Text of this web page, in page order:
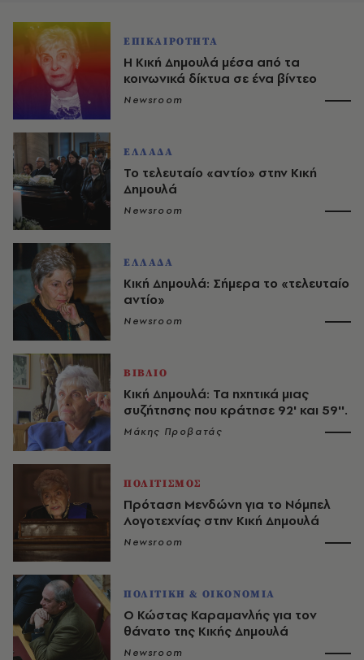
ΕΠΙΚΑΙΡΟΤΗΤΑ
H Kική Δημουλά μέσα από τα
κοινωνικά δίκτυα σε ένα βίντεο
Newsroom
ΕΛΛΑΔΑ
Το τελευταίο «αντίο» στην Κική
Δημουλά
Newsroom
ΕΛΛΑΔΑ
Κική Δημουλά: Σήμερα το «τελευταίο
αντίο»
Newsroom
ΒΙΒΛΙΟ
Κική Δημουλά: Τα ηχητικά μιας
συζήτησης που κράτησε 92' και 59''.
Μάκης Προβατάς
ΠΟΛΙΤΙΣΜΟΣ
Πρόταση Μενδώνη για το Νόμπελ
Λογοτεχνίας στην Κική Δημουλά
Newsroom
ΠΟΛΙΤΙΚΗ & ΟΙΚΟΝΟΜΙΑ
Ο Κώστας Καραμανλής για τον
θάνατο της Κικής Δημουλά
Newsroom